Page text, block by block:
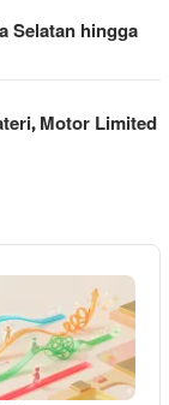
Selatan hingga
Motor Limited